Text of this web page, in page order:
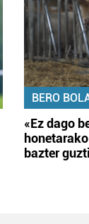
BERO
«Ez dago
bazter